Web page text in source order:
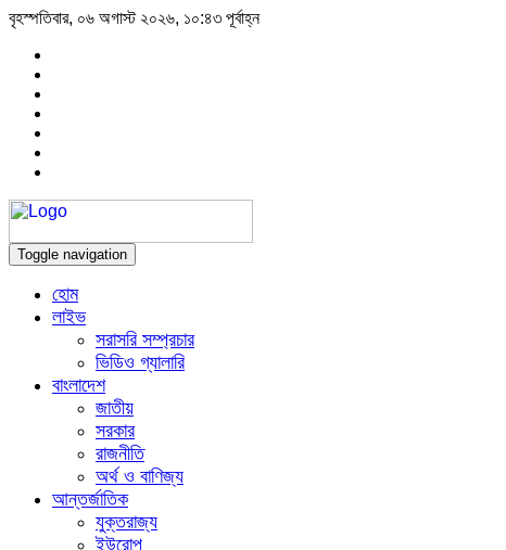
বৃহস্পতিবার, ০৬ অগাস্ট ২০২৬, ১০:৪৩ পূর্বাহ্ন
Toggle navigation
হোম
লাইভ
সরাসরি সম্প্রচার
ভিডিও গ্যালারি
বাংলাদেশ
জাতীয়
সরকার
রাজনীতি
অর্থ ও বাণিজ্য
আন্তর্জাতিক
যুক্তরাজ্য
ইউরোপ